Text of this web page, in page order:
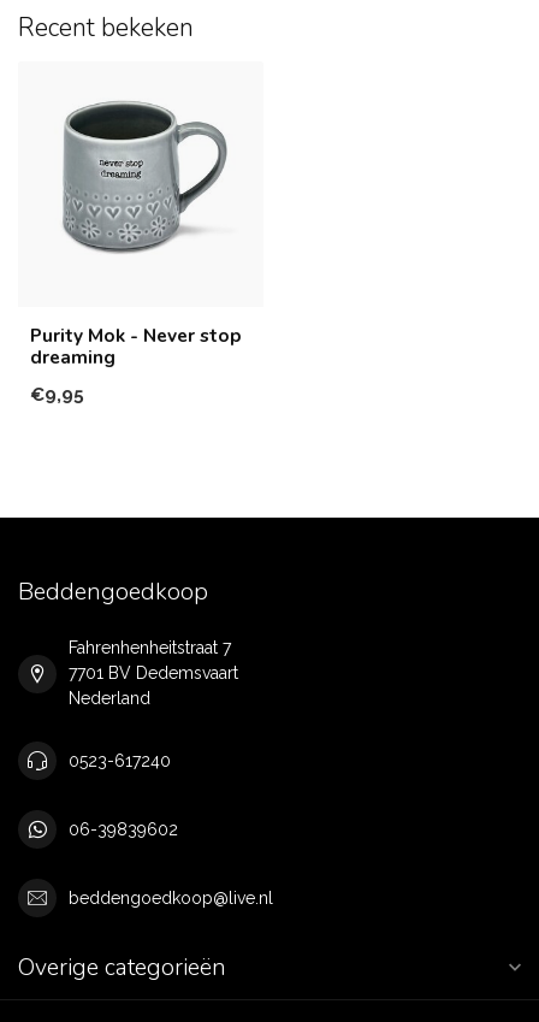
Recent bekeken
Purity Mok - Never stop
dreaming
€9,95
Beddengoedkoop
Fahrenhenheitstraat 7
7701 BV Dedemsvaart
Nederland
0523-617240
06-39839602
beddengoedkoop@live.nl
Overige categorieën